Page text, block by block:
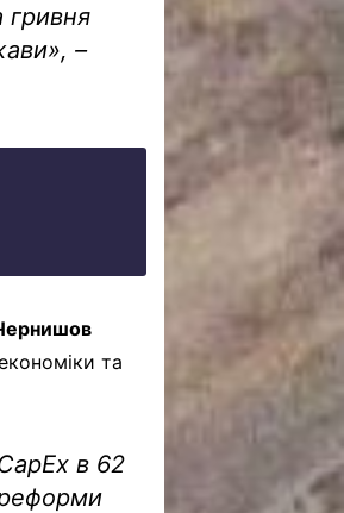
–
та
в 62